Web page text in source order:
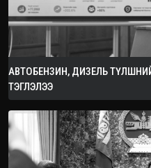
АВТОБЕНЗИН, ДИЗЕЛЬ
ТЭГЛЭЛЭЭ